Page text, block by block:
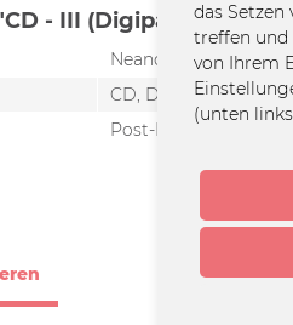
- III (Digipak)"
Neander
CD, Digipak
Post-Rock
das Setzen
treffen und
von Ihrem
(unten